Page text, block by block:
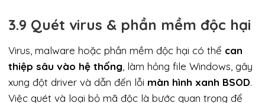
3.9 Quét virus & phần mềm độc hại
Virus, malware hoặc phần mềm độc hại có thể can
thiệp sâu vào hệ thống , làm hỏng file Windows, gây
xung đột driver và dẫn đến lỗi màn hình xanh BSOD.
Việc quét và loại bỏ mã độc là bước quan trọng để